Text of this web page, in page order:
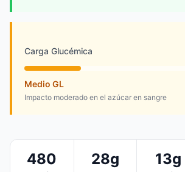
Carga Glucémica
Medio GL
Impacto moderado en el azúcar en sangre
480 28g 13g